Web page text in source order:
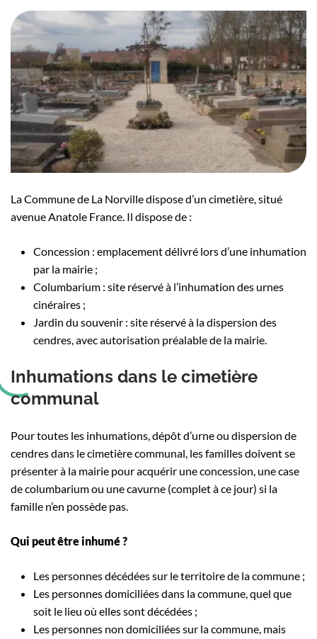
La Commune de La Norville dispose d’un cimetière, situé
avenue Anatole France. Il dispose de :
Concession : emplacement délivré lors d’une inhumation
par la mairie ;
Columbarium : site réservé à l’inhumation des urnes
cinéraires ;
Jardin du souvenir : site réservé à la dispersion des
cendres, avec autorisation préalable de la mairie.
Inhumations dans le cimetière
communal
Pour toutes les inhumations, dépôt d’urne ou dispersion de
cendres dans le cimetière communal, les familles doivent se
présenter à la mairie pour acquérir une concession, une case
de columbarium ou une cavurne (complet à ce jour) si la
famille n’en possède pas.
Qui peut être inhumé ?
Les personnes décédées sur le territoire de la commune ;
Les personnes domiciliées dans la commune, quel que
soit le lieu où elles sont décédées ;
Les personnes non domiciliées sur la commune, mais